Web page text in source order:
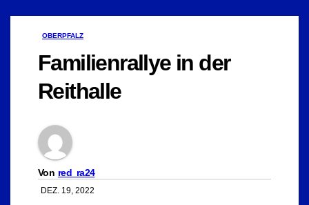
OBERPFALZ
Familienrallye in der
Reithalle
Von red_ra24
DEZ. 19, 2022